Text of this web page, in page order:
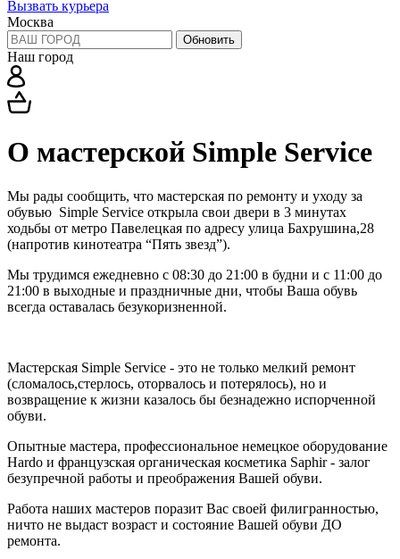
Вызвать курьера
Москва
Обновить
Наш город
О мастерской Simple Service
Мы рады сообщить, что мастерская по ремонту и уходу за
обувью Simple Service открыла свои двери в 3 минутах
ходьбы от метро Павелецкая по адресу улица Бахрушина,28
(напротив кинотеатра “Пять звезд”).
Мы трудимся ежедневно с 08:30 до 21:00 в будни и с 11:00 до
21:00 в выходные и праздничные дни, чтобы Ваша обувь
всегда оставалась безукоризненной.
Мастерская Simple Service - это не только мелкий ремонт
(сломалось,стерлось, оторвалось и потерялось), но и
возвращение к жизни казалось бы безнадежно испорченной
обуви.
Опытные мастера, профессиональное немецкое оборудование
Hardo и французская органическая косметика Saphir - залог
безупречной работы и преображения Вашей обуви.
Работа наших мастеров поразит Вас своей филигранностью,
ничто не выдаст возраст и состояние Вашей обуви ДО
ремонта.